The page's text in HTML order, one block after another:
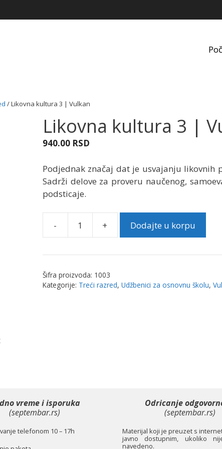
/ Likovna kultura 3 | Vulkan
Likovna kultura 3 |
940.00 RSD
Podjednak značaj dat je usvajanju
Sadrži delove za proveru naučenog,
podsticaje.
-
Likovna
3
|
Vulkan
količina
+ Dodajte u korpu
Šifra proizvoda: 1003
Kategorije: Treći razred, Udžbenici za osnovnu školu,
vreme i isporuka
(septembar.rs)
telefonom 10 – 17h
Odricanje
(septembar.rs)
Materijal koji je preuzet s
javno dostupnim, ukoliko
navedeno.